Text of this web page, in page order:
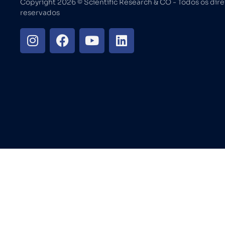
Copyright 2026 ©️ Scientific Research & CO - Todos os
reservados